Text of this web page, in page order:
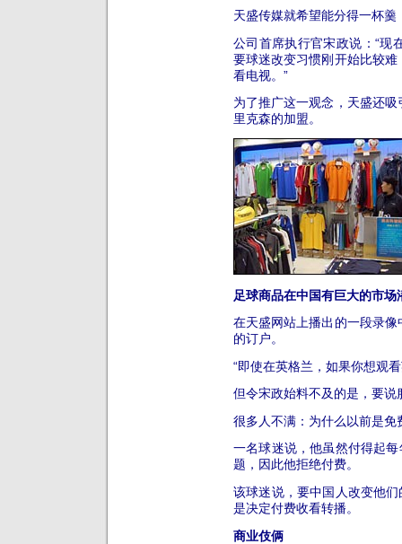
天盛传媒就希望能分得一杯
公司首席执行官宋政说：“现
要球迷改变习惯刚开始比较
看电视。”
为了推广这一观念，天盛还
里克森的加盟。
足球商品在中国有巨大的市场
在天盛网站上播出的一段录
的订户。
“即使在英格兰，如果你想观
但令宋政始料不及的是，要
很多人不满：为什么以前是
一名球迷说，他虽然付得起
题，因此他拒绝付费。
该球迷说，要中国人改变他
是决定付费收看转播。
商业伎俩